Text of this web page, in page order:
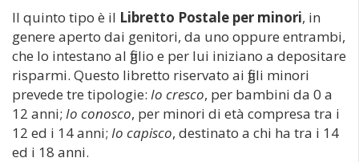
Il quinto tipo è il Libretto Postale per minori, in
genere aperto dai genitori, da uno oppure entrambi,
che lo intestano al figlio e per lui iniziano a depositare
risparmi. Questo libretto riservato ai figli minori
prevede tre tipologie: Io cresco, per bambini da 0 a
12 anni; Io conosco, per minori di età compresa tra i
12 ed i 14 anni; Io capisco, destinato a chi ha tra i 14
ed i 18 anni.